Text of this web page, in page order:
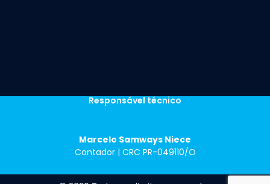
Responsável técnico
Marcelo Samways Niece
Contador | CRC PR-049110/O